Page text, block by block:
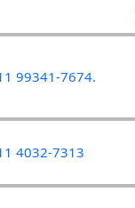
99341-7674.
4032-7313